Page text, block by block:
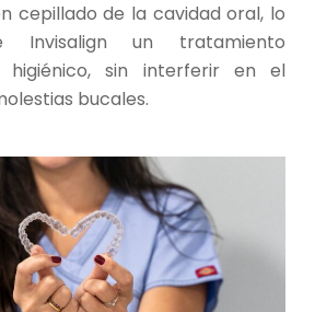
cepillado de la cavidad oral, lo
un tratamiento
higiénico, sin interferir en el
bucales.